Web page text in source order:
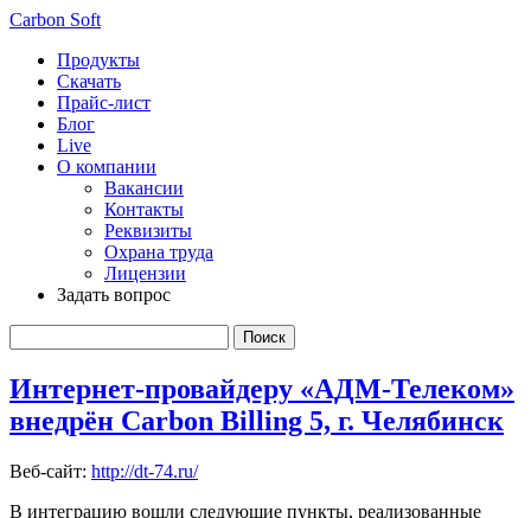
Carbon Soft
Продукты
Скачать
Прайс-лист
Блог
Live
О компании
Вакансии
Контакты
Реквизиты
Охрана труда
Лицензии
Задать вопрос
Интернет-провайдеру «АДМ-Телеком»
внедрён Carbon Billing 5, г. Челябинск
Веб-сайт: http://dt-74.ru/
В интеграцию вошли следующие пункты, реализованные